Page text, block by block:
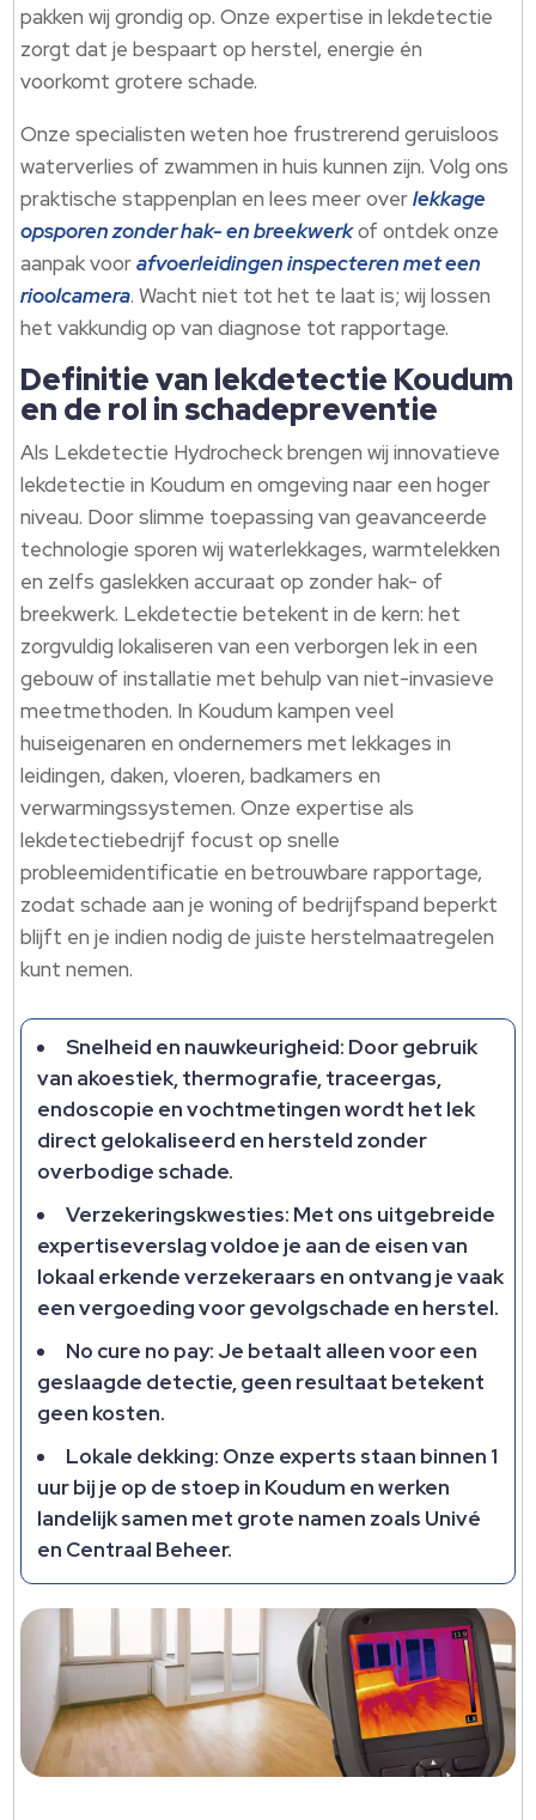
pakken wij grondig op.​ Onze expertise in lekdetectie
zorgt dat je bespaart op herstel, energie én
voorkomt grotere schade.​
Onze specialisten weten hoe frustrerend geruisloos
waterverlies of zwammen in huis kunnen zijn.​ Volg ons
praktische stappenplan en lees meer overlekkage
opsporen zonder hak- en breekwerkof ontdek onze
aanpak voorafvoerleidingen inspecteren met een
rioolcamera.​ Wacht niet tot het te laat is; wij lossen
het vakkundig op van diagnose tot rapportage.​
Definitie van lekdetectie Koudum
en de rol in schadepreventie
Als Lekdetectie Hydrocheck brengen wij innovatieve
lekdetectie in Koudum en omgeving naar een hoger
niveau.​ Door slimme toepassing van geavanceerde
technologie sporen wij waterlekkages, warmtelekken
en zelfs gaslekken accuraat op zonder hak- of
breekwerk.​ Lekdetectie betekent in de kern: het
zorgvuldig lokaliseren van een verborgen lek in een
gebouw of installatie met behulp van niet-invasieve
meetmethoden.​ In Koudum kampen veel
huiseigenaren en ondernemers met lekkages in
leidingen, daken, vloeren, badkamers en
verwarmingssystemen.​ Onze expertise als
lekdetectiebedrijf focust op snelle
probleemidentificatie en betrouwbare rapportage,
zodat schade aan je woning of bedrijfspand beperkt
blijft en je indien nodig de juiste herstelmaatregelen
kunt nemen.​
Snelheid en nauwkeurigheid: Door gebruik
van akoestiek, thermografie, traceergas,
endoscopie en vochtmetingen wordt het lek
direct gelokaliseerd en hersteld zonder
overbodige schade.​
Verzekeringskwesties: Met ons uitgebreide
expertiseverslag voldoe je aan de eisen van
lokaal erkende verzekeraars en ontvang je vaak
een vergoeding voor gevolgschade en herstel.​
No cure no pay: Je betaalt alleen voor een
geslaagde detectie, geen resultaat betekent
geen kosten.​
Lokale dekking: Onze experts staan binnen 1
uur bij je op de stoep in Koudum en werken
landelijk samen met grote namen zoals Univé
en Centraal Beheer.​